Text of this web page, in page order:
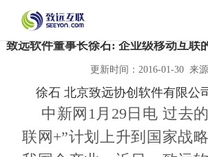
首页>了解致远>新闻中心
致远软件董事长徐石: 企业级移动互联
更新时间：2016-01-30 来源
徐石 北京致远协创软件有限公
中新网1月29日电 过去
联网+”计划上升到国家战